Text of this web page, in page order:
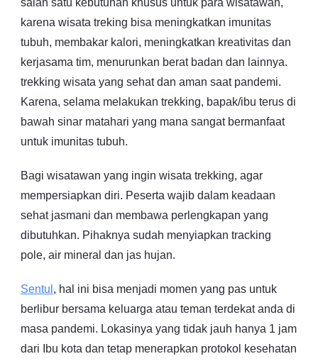
salah satu kebutuhan khusus untuk para wisatawan,
karena wisata treking bisa meningkatkan imunitas
tubuh, membakar kalori, meningkatkan kreativitas dan
kerjasama tim, menurunkan berat badan dan lainnya.
trekking wisata yang sehat dan aman saat pandemi.
Karena, selama melakukan trekking, bapak/ibu terus di
bawah sinar matahari yang mana sangat bermanfaat
untuk imunitas tubuh.
Bagi wisatawan yang ingin wisata trekking, agar
mempersiapkan diri. Peserta wajib dalam keadaan
sehat jasmani dan membawa perlengkapan yang
dibutuhkan. Pihaknya sudah menyiapkan tracking
pole, air mineral dan jas hujan.
Sentul , hal ini bisa menjadi momen yang pas untuk
berlibur bersama keluarga atau teman terdekat anda di
masa pandemi. Lokasinya yang tidak jauh hanya 1 jam
dari Ibu kota dan tetap menerapkan protokol kesehatan